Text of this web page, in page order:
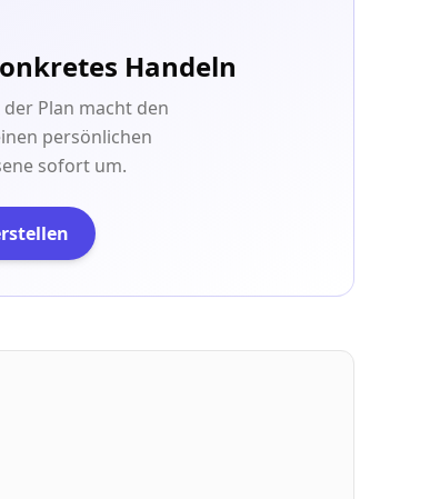
Handeln
Plan macht den
persönlichen
sofort um.